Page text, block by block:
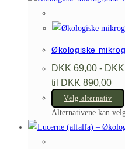
Økologiske
DKK 69,00 - DKK
til DKK 890,00
Velg alternativ
Alternativene kan